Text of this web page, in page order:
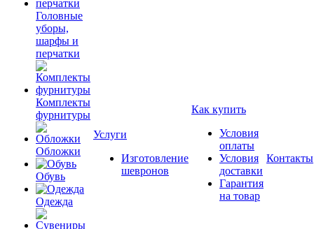
Головные
уборы,
шарфы и
перчатки
Комплекты
фурнитуры
Обложки
Обувь
Одежда
Услуги
Изготовление
шевронов
Как купить
Условия
оплаты
Условия
доставки
Гарантия
на товар
Контакты